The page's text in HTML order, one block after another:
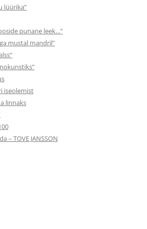
lüürika”
punane leek…”
mustal mandril”
iseolemist
linnaks
– TOVE JANSSON